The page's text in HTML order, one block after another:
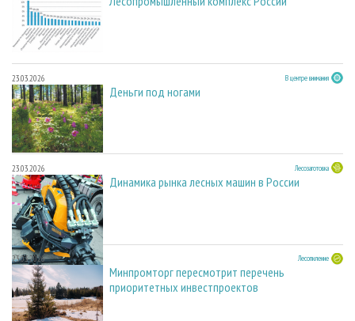
23.03.2026 В центре внимания
Деньги под ногами
23.03.2026 Лесозаготовка
Динамика рынка лесных машин в России
23.03.2026 Лесопиление
Минпромторг пересмотрит перечень
приоритетных инвестпроектов